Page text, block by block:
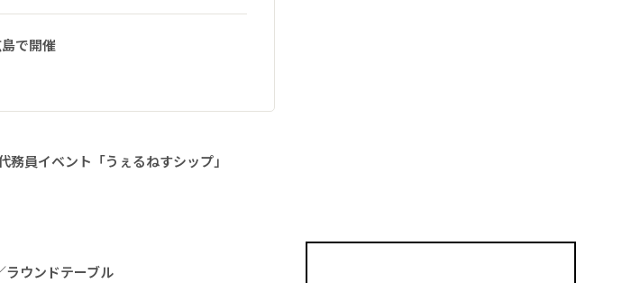
で開催
員イベント「うぇるねすシップ」
ウンドテーブル